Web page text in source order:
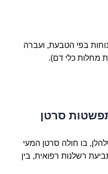
נוחות בפי הטבעת, ועברה
מחלות כלי דם).
סרטן
בו חולה סרטן המעי
רשלנות רפואית, בין